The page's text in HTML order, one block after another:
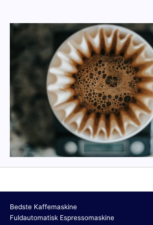
Bedste Kaffemaskine
Fuldautomatisk Espressomaskine